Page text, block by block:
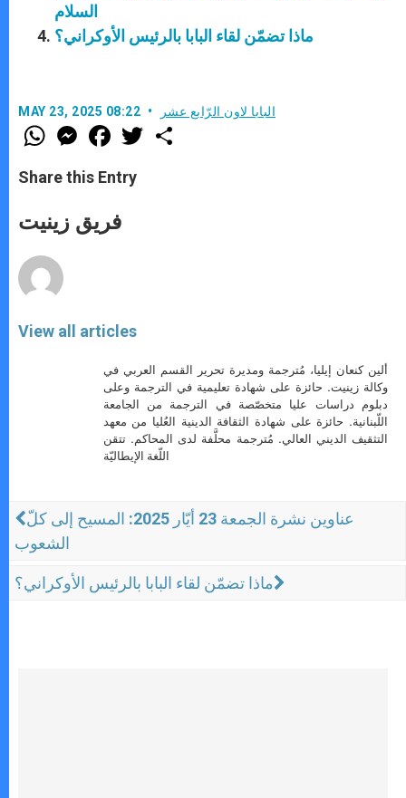
السلام
ماذا تضمّن لقاء البابا بالرئيس الأوكراني؟
MAY 23, 2025 08:22 البابا لاون الرّابع عشر
W
h
t
s
p
p
M
e
s
e
g
e
F
a
e
b
o
k
w
Share this Entry
فريق زينيت
View all articles
ألين كنعان إيليا، مُترجمة ومديرة تحرير القسم العربي في
وكالة زينيت. حائزة على شهادة تعليمية في الترجمة وعلى
دبلوم دراسات عليا متخصّصة في الترجمة من الجامعة
اللّبنانية. حائزة على شهادة الثقافة الدينية العُليا من معهد
التثقيف الديني العالي. مُترجمة محلَّفة لدى المحاكم. تتقن
اللّغة الإيطاليّة
عناوين نشرة الجمعة 23 أيّار 2025: المسيح إلى كلّ
الشعوب
ماذا تضمّن لقاء البابا بالرئيس الأوكراني؟